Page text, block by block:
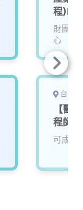
程)F7
財團法
心
台南
【醫
程師/
可成科